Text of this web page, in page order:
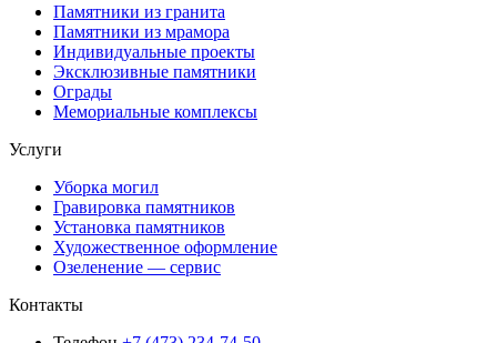
Памятники из гранита
Памятники из мрамора
Индивидуальные проекты
Эксклюзивные памятники
Ограды
Мемориальные комплексы
Услуги
Уборка могил
Гравировка памятников
Установка памятников
Художественное оформление
Озеленение — сервис
Контакты